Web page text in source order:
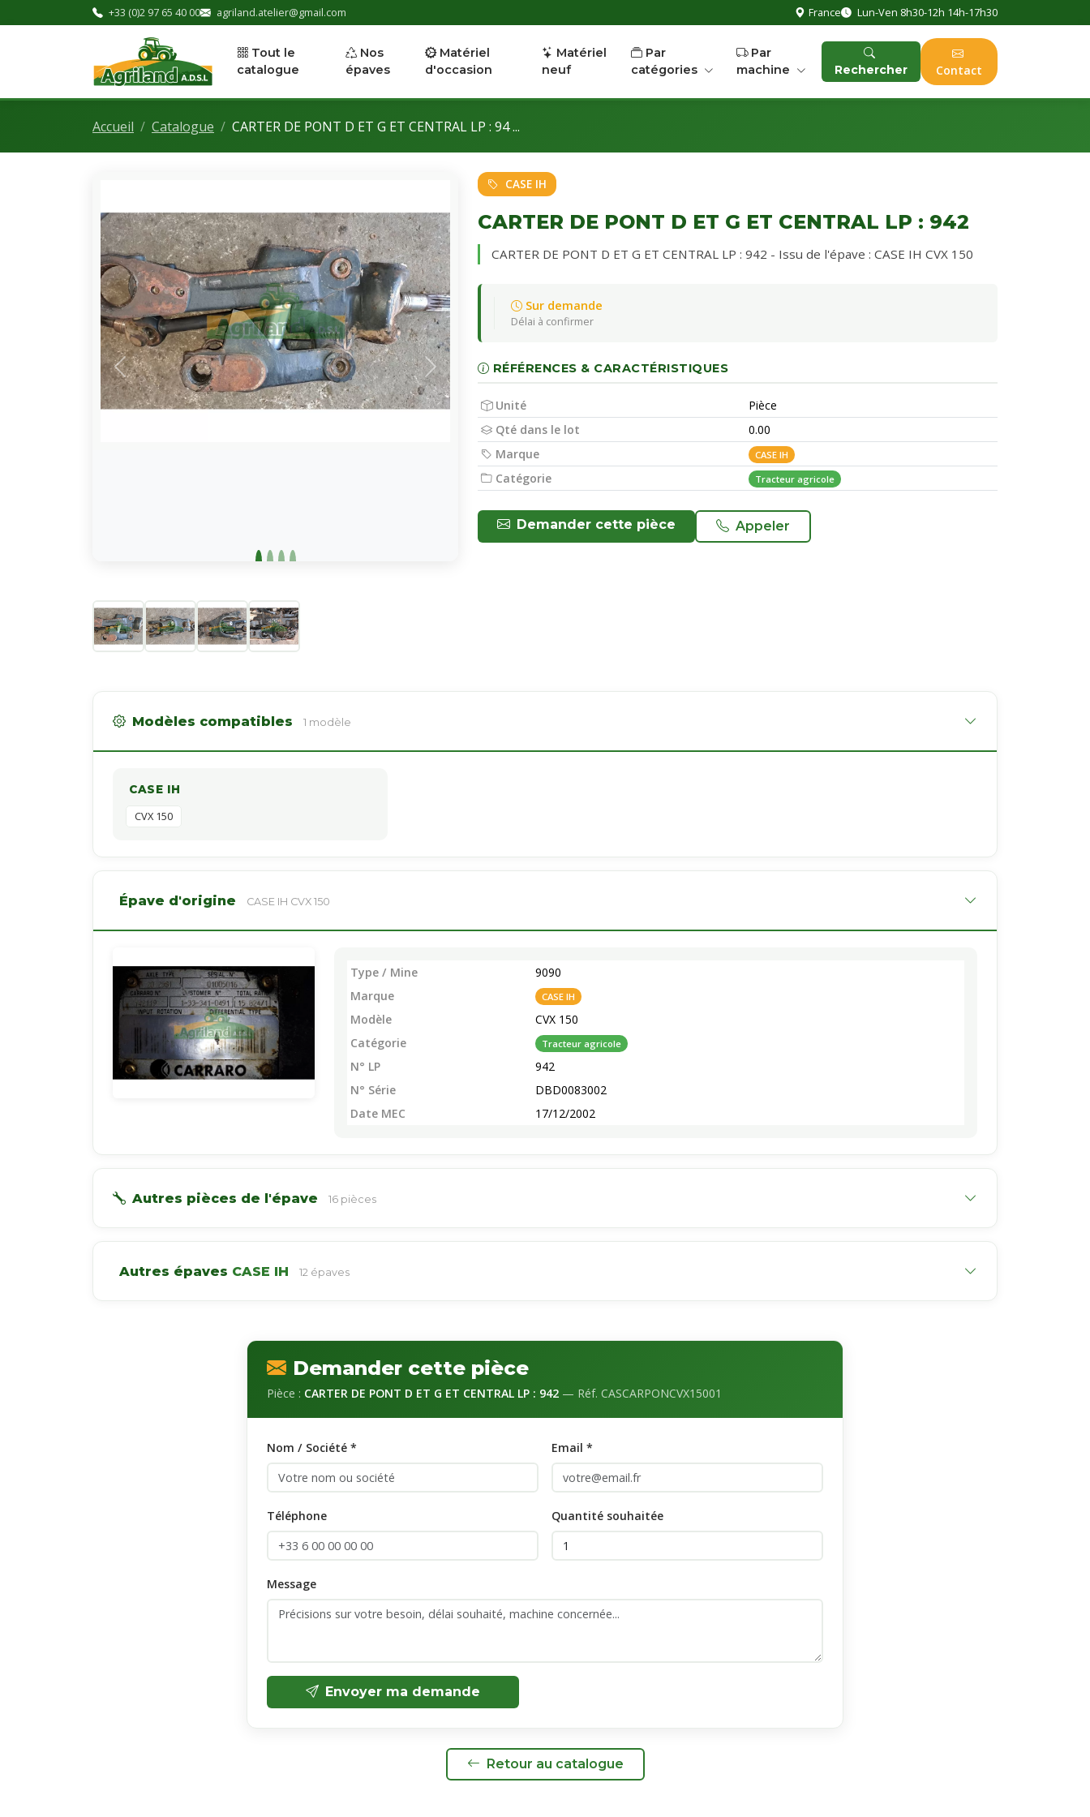
+33 (0)2 97 65 40 00 agriland.atelier@gmail.com France Lun-Ven 8h30-12h 14h-17h30
Tout le
catalogue
Nos
épaves
Matériel
d'occasion
Matériel
neuf
Par
catégories
Par
machine
Rechercher Contact
Accueil Catalogue CARTER DE PONT D ET G ET CENTRAL LP : 94 ...
CASE IH
CARTER DE PONT D ET G ET CENTRAL LP : 942
CARTER DE PONT D ET G ET CENTRAL LP : 942 - Issu de l'épave : CASE IH CVX 150
Sur demande
Délai à confirmer
RÉFÉRENCES & CARACTÉRISTIQUES
Unité
Pièce
Qté dans le lot
0.00
Marque
CASE IH
Catégorie Tracteur agricole
Demander cette pièce Appeler
Modèles compatibles 1 modèle
CASE IH
CVX 150
Épave d'origine CASE IH CVX 150
Type / Mine
9090
Marque
CASE IH
Modèle
CVX 150
Catégorie
Tracteur agricole
N° LP
942
N° Série
DBD0083002
Date MEC
17/12/2002
Autres pièces de l'épave 16 pièces
Autres épaves CASE IH 12 épaves
Demander cette pièce
Pièce : CARTER DE PONT D ET G ET CENTRAL LP : 942 — Réf. CASCARPONCVX15001
Nom / Société * Email *
Téléphone Quantité souhaitée
Message
Envoyer ma demande
Retour au catalogue